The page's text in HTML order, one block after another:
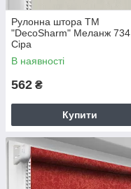
Рулонна штора TM
"DecoSharm" Меланж 734
Сіра
В наявності
562 ₴
Купити